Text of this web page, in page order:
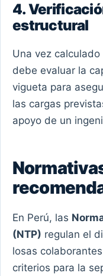
4.
estructural
Una vez
debe evaluar la
vigueta para
las cargas
apoyo de un
En Perú, las
(NTP) regulan el
losas
criterios para la